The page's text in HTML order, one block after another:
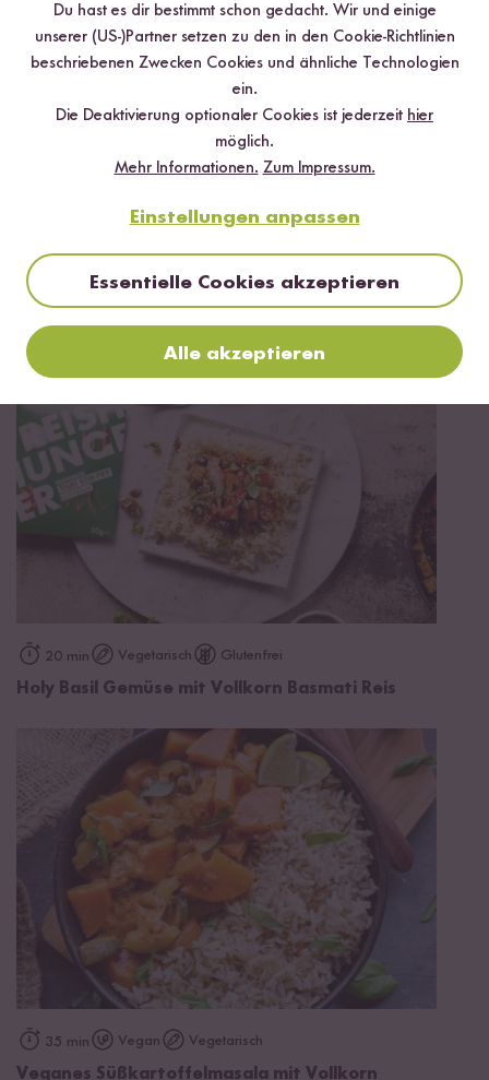
Curry-Reis-Auflauf mit Ananas
20 min Vegetarisch Glutenfrei
Holy Basil Gemüse mit Vollkorn Basmati Reis
35 min Vegan Vegetarisch
Veganes Süßkartoffelmasala mit Vollkorn
Du hast es dir bestimmt schon gedacht. Wir und einige
unserer (US-)Partner setzen zu den in den Cookie-Richtlinien
beschriebenen Zwecken Cookies und ähnliche Technologien
ein.
Die Deaktivierung optionaler Cookies ist jederzeit hier
möglich.
Mehr Informationen. Zum Impressum.
Einstellungen anpassen
Essentielle Cookies akzeptieren
Alle akzeptieren